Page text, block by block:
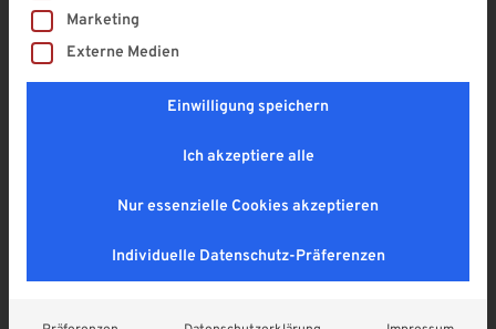
Kastenrinne NW 68 / 10-teilig aus UV-beständigem und schlagzähem
PVC.
SOMMER RABATT! (mur am 08. & 09.08.2026
Marketing
Externe Medien
Einwilligung speichern
Ich akzeptiere alle
Nur essenzielle Cookies akzeptieren
Individuelle Datenschutz-Präferenzen